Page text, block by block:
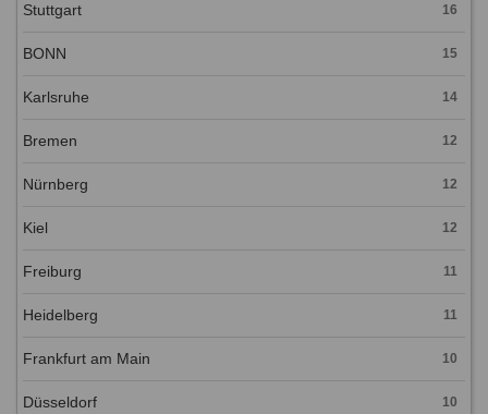
Stuttgart 16
BONN 15
Karlsruhe 14
Bremen 12
Nürnberg 12
Kiel 12
Freiburg 11
Heidelberg 11
Frankfurt am Main 10
Düsseldorf 10